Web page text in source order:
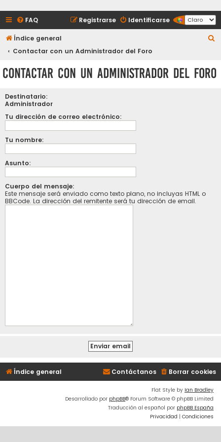
FAQ Identificarse
Registrarse
Índice general
Contactar con un Administrador del Foro
c
Contactar con un Administrador del Foro
Destinatario:
Administrador
Tu dirección de correo electrónico:
Tu nombre:
Asunto:
Cuerpo del mensaje:
Este mensaje será enviado como texto plano, no incluyas HTML o
BBCode. La dirección del remitente será tu dirección de email.
Índice general Borrar cookies
Contáctanos
Flat Style by Ian Bradley
Desarrollado por phpBB® Forum Software © phpBB Limited
Traducción al español por phpBB España
Privacidad | Condiciones